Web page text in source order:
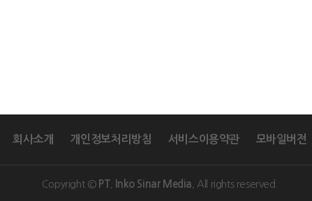
회사소개 개인정보처리방침 서비스이용약관 모바일버전
Copyright © PT. Inko Sinar Media. All rights reserved.